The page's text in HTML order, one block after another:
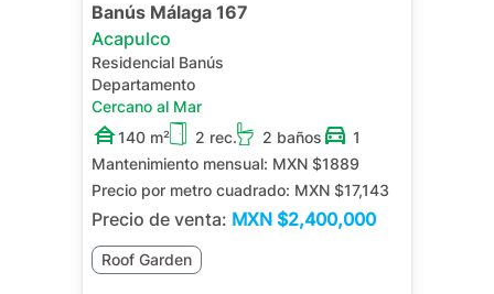
Banús Málaga 167
Acapulco
Residencial Banús
Departamento
Cercano al Mar
140 m²
2 rec. 2 baños
1
Mantenimiento mensual: MXN $1889
Precio por metro cuadrado: MXN $17,143
Precio de venta: MXN $2,400,000
Roof Garden